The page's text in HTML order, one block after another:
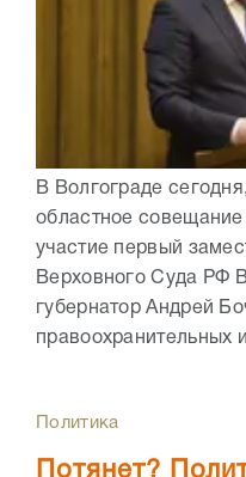
В Волгограде
областное
участие первый
Верховного Суда РФ
губернатор Андрей
правоохранительных
Политика
Потянет?